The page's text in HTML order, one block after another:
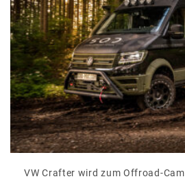
VW Crafter wird zum Offroad-